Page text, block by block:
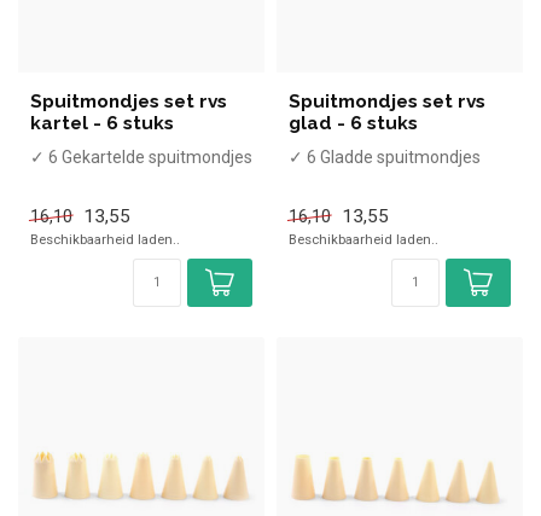
Spuitmondjes set rvs
kartel - 6 stuks
✓ 6 Gekartelde spuitmondjes
16,10 13,55
Beschikbaarheid laden..
Spuitmondjes set rvs
glad - 6 stuks
✓ 6 Gladde spuitmondjes
16,10 13,55
Beschikbaarheid laden..